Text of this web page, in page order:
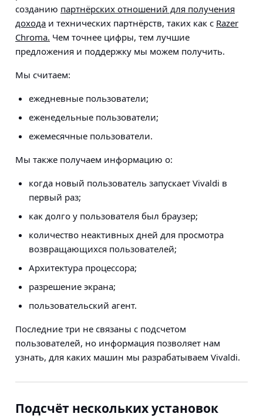
созданию партнёрских отношений для получения
дохода и технических партнёрств, таких как с Razer
Chroma. Чем точнее цифры, тем лучшие
предложения и поддержку мы можем получить.
Мы считаем:
ежедневные пользователи;
еженедельные пользователи;
ежемесячные пользователи.
Мы также получаем информацию о:
когда новый пользователь запускает Vivaldi в
первый раз;
как долго у пользователя был браузер;
количество неактивных дней для просмотра
возвращающихся пользователей;
Архитектура процессора;
разрешение экрана;
пользовательский агент.
Последние три не связаны с подсчетом
пользователей, но информация позволяет нам
узнать, для каких машин мы разрабатываем Vivaldi.
Подсчёт нескольких установок